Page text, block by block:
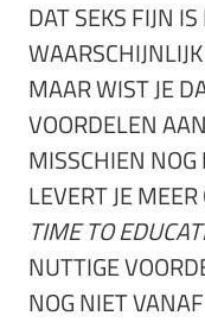
DAT SEKS FIJN
MAAR WIST JE
VOORDELEN
MISSCHIEN
LEVERT JE
TIME TO
NUTTIGE
NOG NIET